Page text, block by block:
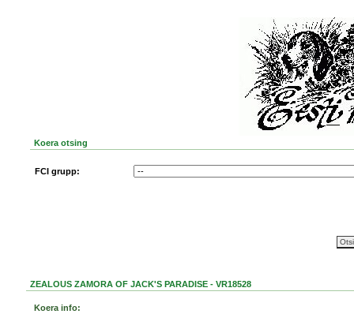
Koera otsing
FCI grupp:
ZEALOUS ZAMORA OF JACK'S PARADISE - VR18528
Koera info: